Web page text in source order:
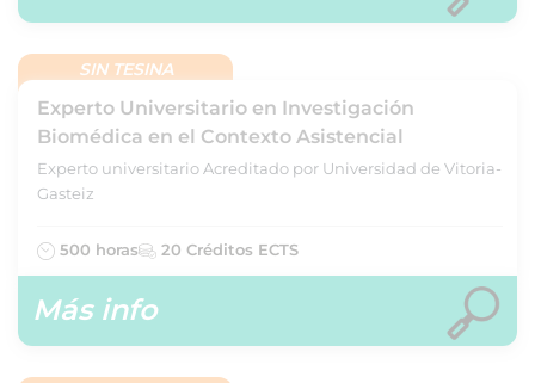
SIN TESINA
Experto Universitario en Investigación
Biomédica en el Contexto Asistencial
Experto universitario Acreditado por Universidad de Vitoria-
Gasteiz
500 horas 20 Créditos ECTS
Más info